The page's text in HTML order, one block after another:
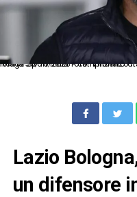
Roma 30/10/2023 - campionato di calcio serie A / Lazio-Fiorentina / foto Image Sport nella foto:
Lazio
un difensore